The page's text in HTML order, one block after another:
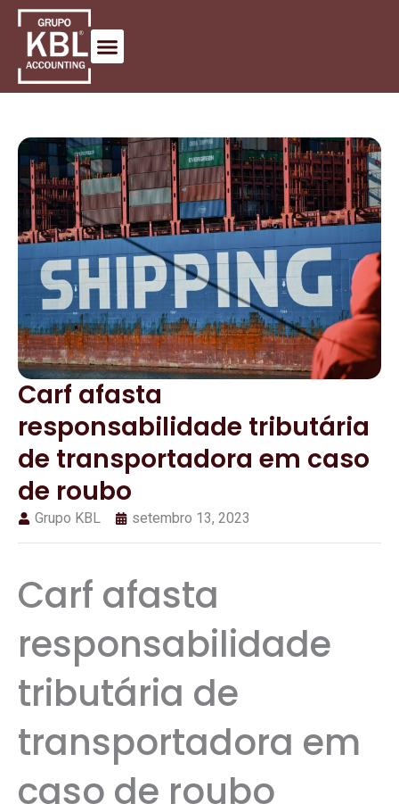
Carf afasta
responsabilidade tributária
de transportadora em caso
de roubo
Grupo KBL setembro 13, 2023
Carf afasta
responsabilidade
tributária de
transportadora em
caso de roubo